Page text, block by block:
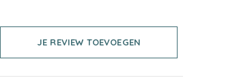
JE REVIEW TOEVOEGEN